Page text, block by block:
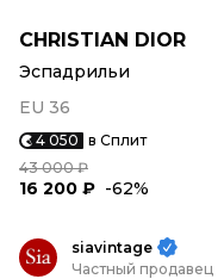
CHRISTIAN DIOR
Эспадрильи
EU 36
4 050 в Сплит
43 000 ₽
16 200 ₽ -62%
siavintage
Частный продавец